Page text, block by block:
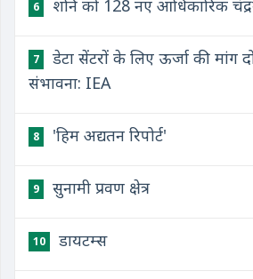
6 शनि को 128 नए आधिकारिक
7
डेटा सेंटरों के लिए ऊर्जा की मांग
संभावना: IEA
8 'हिम अद्यतन रिपोर्ट'
9 सुनामी प्रवण क्षेत्र
10 डायटम्स